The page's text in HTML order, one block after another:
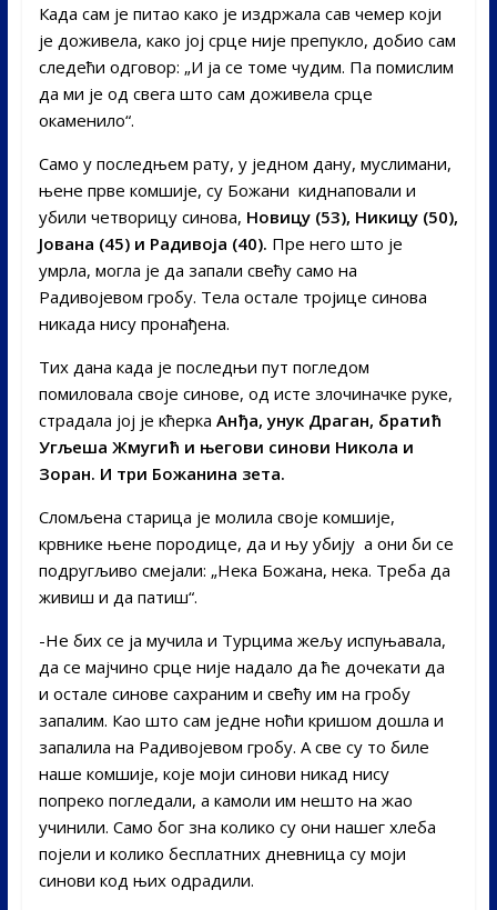
Када сам је питао како је издржала сав чемер који
је доживела, како јој срце није препукло, добио сам
следећи одговор: „И ја се томе чудим. Па помислим
да ми је од свега што сам доживела срце
окаменило“.
Само у последњем рату, у једном дану, муслимани,
њене прве комшије, су Божани киднаповали и
убили четворицу синова, Новицу (53), Никицу (50),
Јована (45) и Радивоја (40). Пре него што је
умрла, могла је да запали свећу само на
Радивојевом гробу. Тела остале тројице синова
никада нису пронађена.
Тих дана када је последњи пут погледом
помиловала своје синове, од исте злочиначке руке,
страдала јој је кћерка Анђа, унук Драган, братић
Угљеша Жмугић и његови синови Никола и
Зоран. И три Божанина зета.
Сломљена старица је молила своје комшије,
крвнике њене породице, да и њу убију а они би се
подругљиво смејали: „Нека Божана, нека. Треба да
живиш и да патиш“.
-Не бих се ја мучила и Турцима жељу испуњавала,
да се мајчино срце није надало да ће дочекати да
и остале синове сахраним и свећу им на гробу
запалим. Као што сам једне ноћи кришом дошла и
запалила на Радивојевом гробу. А све су то биле
наше комшије, које моји синови никад нису
попреко погледали, а камоли им нешто на жао
учинили. Само бог зна колико су они нашег хлеба
појели и колико бесплатних дневница су моји
синови код њих одрадили.